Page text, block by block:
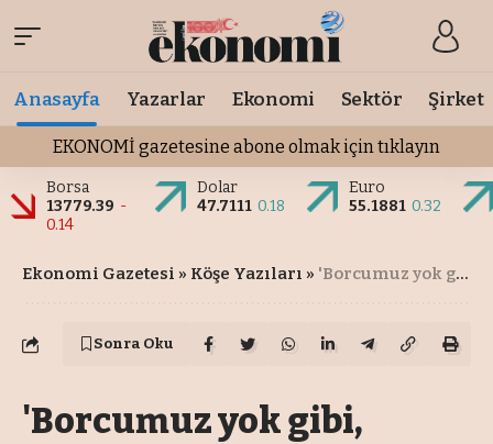
Anasayfa Yazarlar Ekonomi Sektör Şirket
EKONOMİ gazetesine abone olmak için tıklayın
Borsa
13779.39 -
0.14
Dolar
47.7111 0.18
Euro
55.1881 0.32
Ekonomi Gazetesi » Köşe Yazıları » 'Borcumuz yok gibi, notumuz yüksek, Diyarbakır’a raylı sistem için önümüzü açın'
Sonra Oku
'Borcumuz yok gibi,